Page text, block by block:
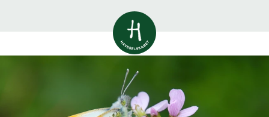
Du skal indtaste minimum 3
tegn for at se resultater